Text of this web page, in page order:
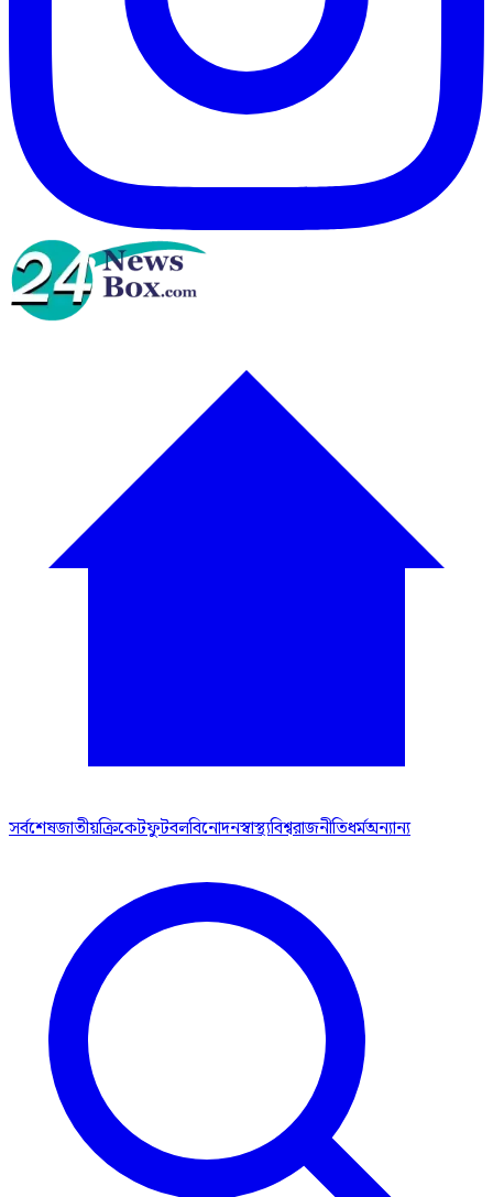
সর্বশেষজাতীয়ক্রিকেটফুটবলবিনোদনস্বাস্থ্যবিশ্বরাজনীতিধর্মঅন্যান্য